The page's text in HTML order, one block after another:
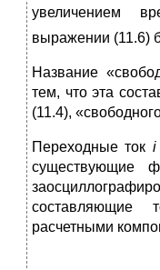
увеличением
выражении (11.6)
Название
тем, что эта
(11.4),
Переходные ток i
существующие
составляющие
расчетными